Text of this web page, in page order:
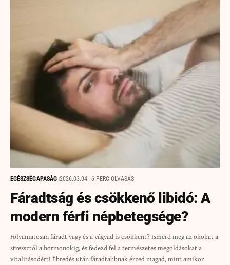
EGÉSZSÉGAPASÁG 2026.03.04. 6 PERC OLVASÁS
Fáradtság és csökkenő libidó: A
modern férfi népbetegsége?
Folyamatosan fáradt vagy és a vágyad is csökkent? Ismerd meg az okokat a
stressztől a hormonokig, és fedezd fel a természetes megoldásokat a
vitalitásodért! Ébredés után fáradtabbnak érzed magad, mint amikor